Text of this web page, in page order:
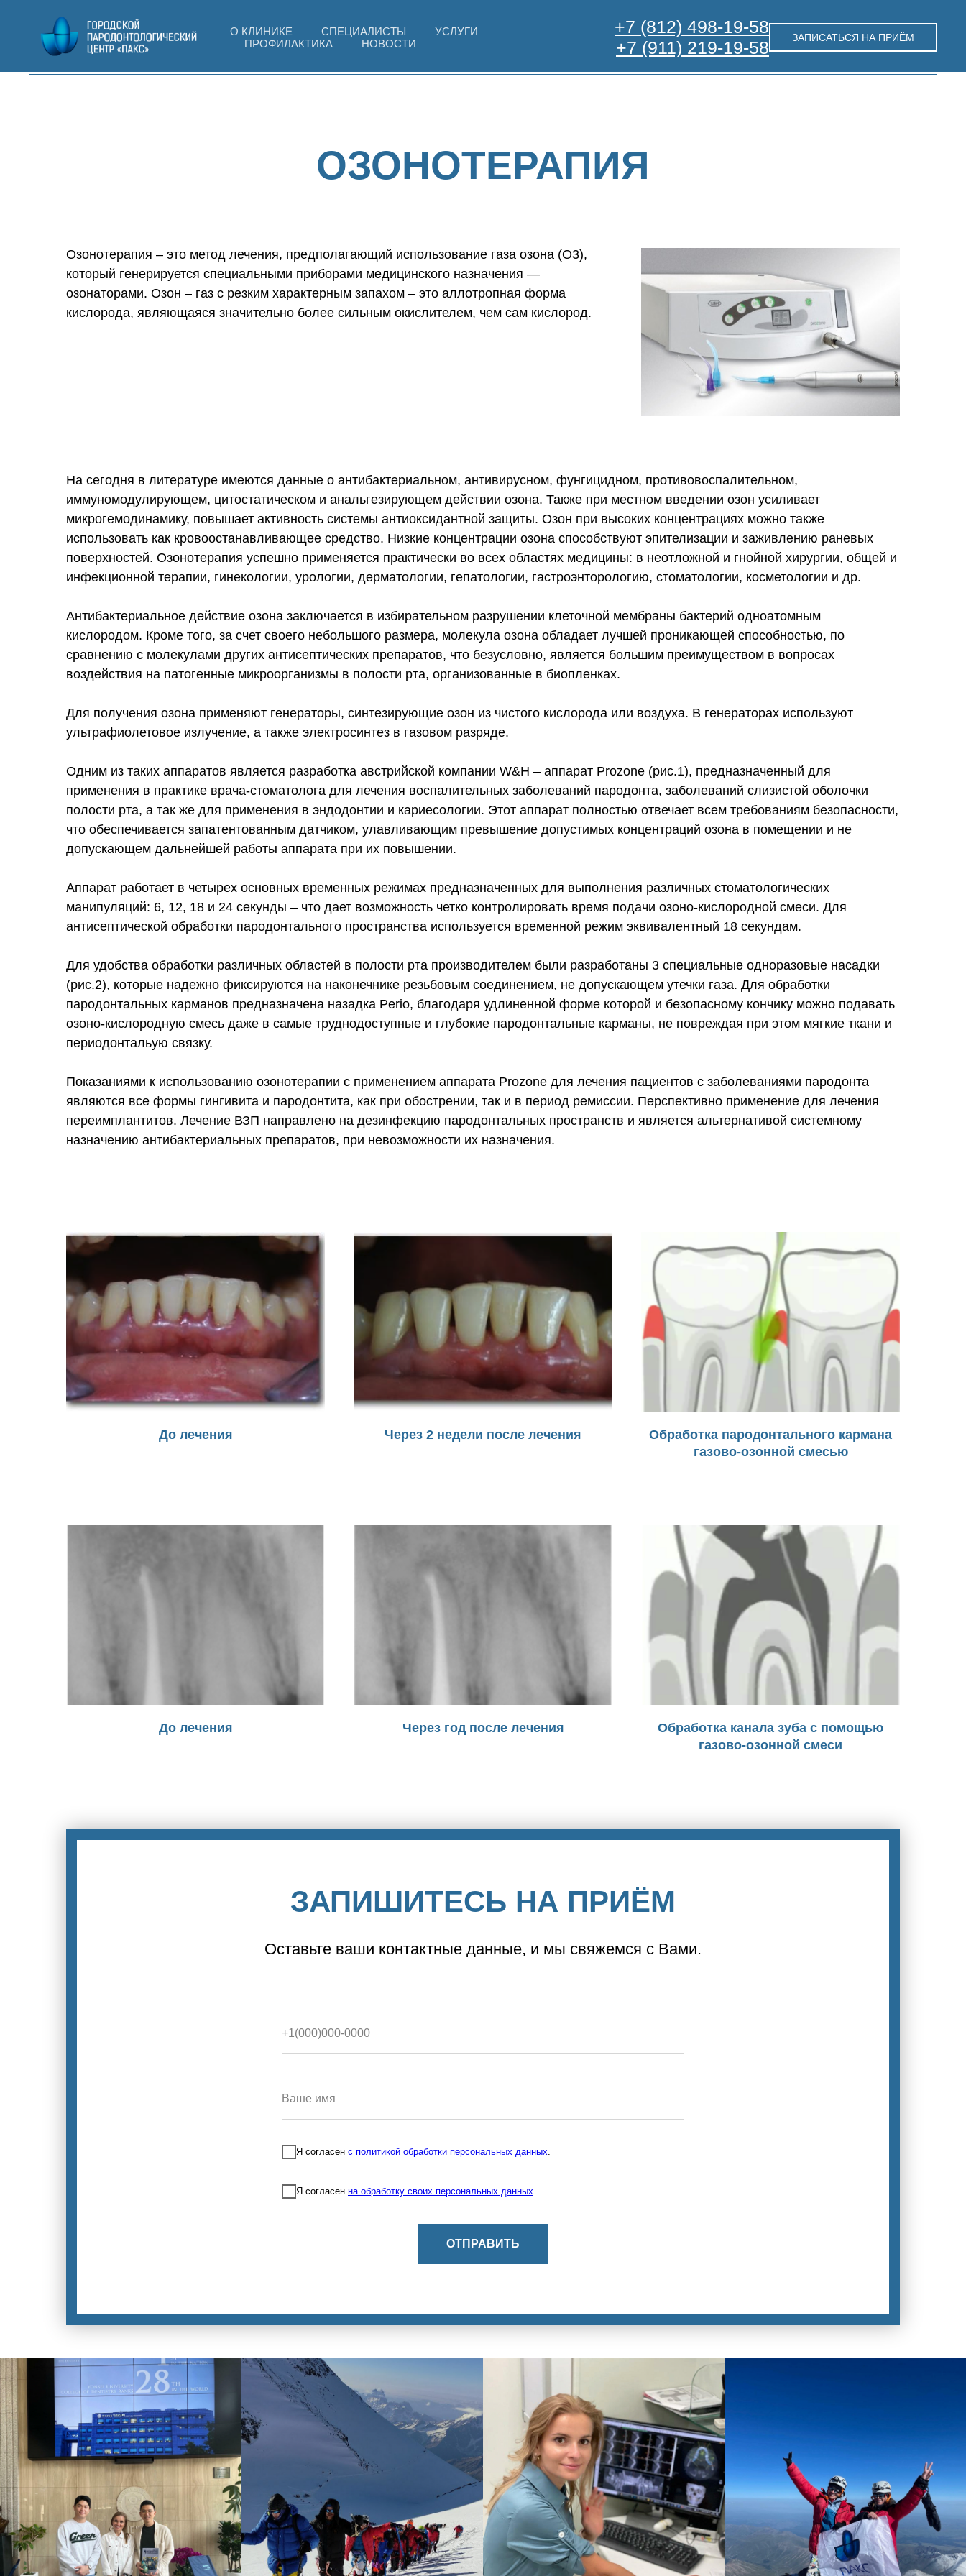
О КЛИНИКЕ СПЕЦИАЛИСТЫ
УСЛУГИ
ПРОФИЛАКТИКА
НОВОСТИ
+7 (812) 498-19-58
+7 (911) 219-19-58
ЗАПИСАТЬСЯ НА ПРИЁМ
ОЗОНОТЕРАПИЯ
Озонотерапия – это метод лечения, предполагающий использование газа озона (O3),
который генерируется специальными приборами медицинского назначения —
озонаторами. Озон – газ с резким характерным запахом – это аллотропная форма
кислорода, являющаяся значительно более сильным окислителем, чем сам кислород.
На сегодня в литературе имеются данные о антибактериальном, антивирусном, фунгицидном, противовоспалительном,
иммуномодулирующем, цитостатическом и анальгезирующем действии озона. Также при местном введении озон усиливает
микрогемодинамику, повышает активность системы антиоксидантной защиты. Озон при высоких концентрациях можно также
использовать как кровоостанавливающее средство. Низкие концентрации озона способствуют эпителизации и заживлению раневых
поверхностей. Озонотерапия успешно применяется практически во всех областях медицины: в неотложной и гнойной хирургии, общей и
инфекционной терапии, гинекологии, урологии, дерматологии, гепатологии, гастроэнторологию, стоматологии, косметологии и др.
Антибактериальное действие озона заключается в избирательном разрушении клеточной мембраны бактерий одноатомным
кислородом. Кроме того, за счет своего небольшого размера, молекула озона обладает лучшей проникающей способностью, по
сравнению с молекулами других антисептических препаратов, что безусловно, является большим преимуществом в вопросах
воздействия на патогенные микроорганизмы в полости рта, организованные в биопленках.
Для получения озона применяют генераторы, синтезирующие озон из чистого кислорода или воздуха. В генераторах используют
ультрафиолетовое излучение, а также электросинтез в газовом разряде.
Одним из таких аппаратов является разработка австрийской компании W&H – аппарат Prozone (рис.1), предназначенный для
применения в практике врача-стоматолога для лечения воспалительных заболеваний пародонта, заболеваний слизистой оболочки
полости рта, а так же для применения в эндодонтии и кариесологии. Этот аппарат полностью отвечает всем требованиям безопасности,
что обеспечивается запатентованным датчиком, улавливающим превышение допустимых концентраций озона в помещении и не
допускающем дальнейшей работы аппарата при их повышении.
Аппарат работает в четырех основных временных режимах предназначенных для выполнения различных стоматологических
манипуляций: 6, 12, 18 и 24 секунды – что дает возможность четко контролировать время подачи озоно-кислородной смеси. Для
антисептической обработки пародонтального пространства используется временной режим эквивалентный 18 секундам.
Для удобства обработки различных областей в полости рта производителем были разработаны 3 специальные одноразовые насадки
(рис.2), которые надежно фиксируются на наконечнике резьбовым соединением, не допускающем утечки газа. Для обработки
пародонтальных карманов предназначена назадка Perio, благодаря удлиненной форме которой и безопасному кончику можно подавать
озоно-кислородную смесь даже в самые труднодоступные и глубокие пародонтальные карманы, не повреждая при этом мягкие ткани и
периодонтальую связку.
Показаниями к использованию озонотерапии с применением аппарата Prozone для лечения пациентов с заболеваниями пародонта
являются все формы гингивита и пародонтита, как при обострении, так и в период ремиссии. Перспективно применение для лечения
переимплантитов. Лечение ВЗП направлено на дезинфекцию пародонтальных пространств и является альтернативой системному
назначению антибактериальных препаратов, при невозможности их назначения.
До лечения Через 2 недели после лечения
Обработка пародонтального кармана
газово-озонной смесью
До лечения Через год после лечения
Обработка канала зуба с помощью
газово-озонной смеси
ЗАПИШИТЕСЬ НА ПРИЁМ
Оставьте ваши контактные данные, и мы свяжемся с Вами.
Я согласен с политикой обработки персональных данных.
Я согласен на обработку своих персональных данных.
ОТПРАВИТЬ